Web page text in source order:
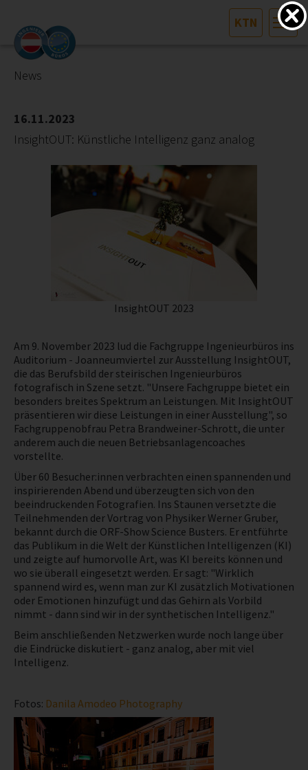
KTN
DAS INGENIEURBÜRO
INTERESSEN­VERTRETUNG
MITGLIEDER­VERZEICHNIS
SERVICE
PRÜFING
BETRIEBSCHECK
PRÜFING
News
16.11.2023
InsightOUT: Künstliche Intelligenz ganz analog
InsightOUT 2023
Am 9. November 2023 lud die Fachgruppe Ingenieurbüros ins
Auditorium - Joanneumviertel zur Ausstellung InsightOUT,
die das Berufsbild der steirischen Ingenieurbüros
fotografisch in Szene setzt. "Unsere Fachgruppe bietet ein
besonders breites Spektrum an Leistungen. Mit InsightOUT
präsentieren wir diese Leistungen in einer Ausstellung", so
Fachgruppenobfrau Petra Brandweiner-Schrott, die unter
anderem auch die neuen Betriebsanlagencoaches
vorstellte.
Über 60 Besucher:innen verbrachten einen spannenden und
inspirierenden Abend und überzeugten sich von den
beeindruckenden Fotografien. Ins Staunen versetzte die
Teilnehmenden der Vortrag von Physiker Werner Gruber,
bekannt durch die ORF-Show Science Busters. Er entführte
das Publikum in die Welt der Künstlichen Intelligenzen (KI)
und zeigte auf humorvolle Art, was KI bereits können und
wo sie überall eingesetzt werden. Er sagt: "Wirklich
spannend wird es, wenn man zur KI zusätzlich Motivationen
oder Emotionen hinzufügt und das Gehirn als Vorbild
nimmt - dann sind wir in der synthetischen Intelligenz."
Beim anschließenden Netzwerken wurde noch lange über
die Eindrücke diskutiert - ganz analog, aber mit viel
Intelligenz.
Fotos: Danila Amodeo Photography